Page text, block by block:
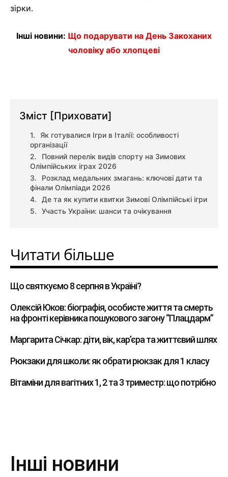
зірки.
Інші новини: Що подарувати на День Закоханих
чоловіку або хлопцеві
Зміст [Приховати]
Як готувалися Ігри в Італії: особливості
організації
Повний перелік видів спорту на Зимових
Олімпійських іграх 2026
Розклад медальних змагань: ключові дати та
фінали Олімпіади 2026
Де та як купити квитки Зимові Олімпійські ігри
Участь України: шанси та очікування
Читати більше
Що святкуємо 8 серпня в Україні?
Олексій Юков: біографія, особисте життя та смерть
на фронті керівника пошукового загону “Плацдарм”
Маргарита Січкар: діти, вік, кар’єра та життєвий шлях
Рюкзаки для школи: як обрати рюкзак для 1 класу
Вітаміни для вагітних 1, 2 та 3 триместр: що потрібно
Інші новини